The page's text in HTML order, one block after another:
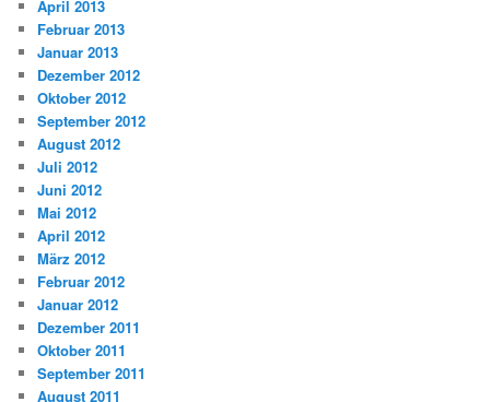
April 2013
Februar 2013
Januar 2013
Dezember 2012
Oktober 2012
September 2012
August 2012
Juli 2012
Juni 2012
Mai 2012
April 2012
März 2012
Februar 2012
Januar 2012
Dezember 2011
Oktober 2011
September 2011
August 2011